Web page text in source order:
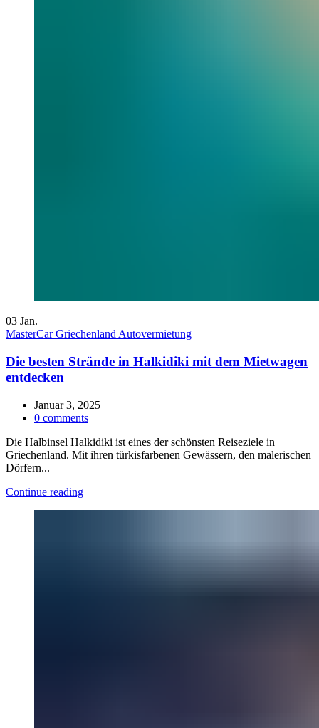
03 Jan.
MasterCar Griechenland Autovermietung
Die besten Strände in Halkidiki mit dem Mietwagen
entdecken
Januar 3, 2025
0 comments
Die Halbinsel Halkidiki ist eines der schönsten Reiseziele in
Griechenland. Mit ihren türkisfarbenen Gewässern, den malerischen
Dörfern...
Continue reading